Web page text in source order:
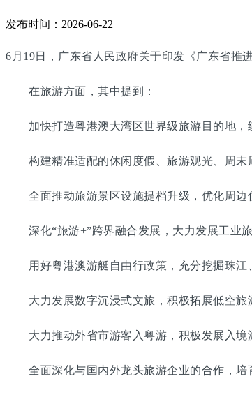
发布时间：2026-06-22
6月19日，广东省人民政府关于印发《广东省推
在旅游方面，其中提到：
加快打造粤港澳大湾区世界级旅游目的地，
构建精准适配的休闲度假、旅游观光、周末
全面推动旅游景区设施提档升级，优化周边
深化“旅游+”跨界融合发展，大力发展工业旅
用好粤港澳游艇自由行政策，充分挖掘珠江
大力发展数字沉浸式文旅，积极拓展低空旅
大力推动外省市游客入粤游，积极发展入境
全面深化与国内外龙头旅游企业的合作，培